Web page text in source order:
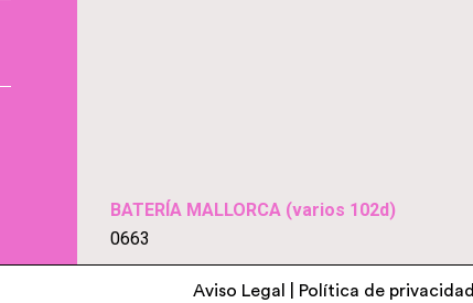
BATERÍA MALLORCA (varios 102d)
0663
Aviso Legal Política de privacidad